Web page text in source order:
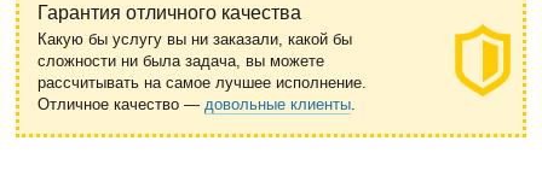
Гарантия отличного качества
Какую бы услугу вы ни заказали, какой бы
сложности ни была задача, вы можете
рассчитывать на самое лучшее исполнение.
Отличное качество —довольные клиенты.